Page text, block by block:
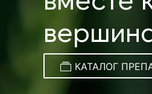
КАТАЛОГ